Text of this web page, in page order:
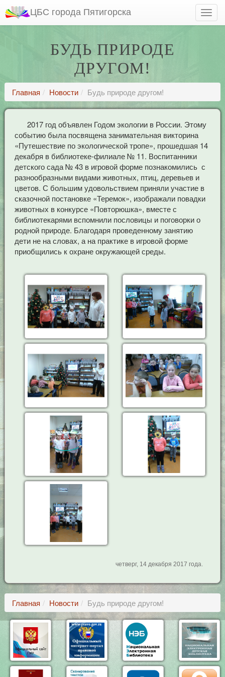
ЦБС города Пятигорска
БУДЬ ПРИРОДЕ
ДРУГОМ!
Главная Новости Будь природе другом!
2017 год объявлен Годом экологии в России. Этому
событию была посвящена занимательная викторина
«Путешествие по экологической тропе», прошедшая 14
декабря в библиотеке-филиале № 11. Воспитанники
детского сада № 43 в игровой форме познакомились с
разнообразными видами животных, птиц, деревьев и
цветов. С большим удовольствием приняли участие в
сказочной постановке «Теремок», изображали повадки
животных в конкурсе «Повторюшка», вместе с
библиотекарями вспомнили пословицы и поговорки о
родной природе. Благодаря проведенному занятию
дети не на словах, а на практике в игровой форме
приобщились к охране окружающей среды.
четверг, 14 декабря 2017 года.
Главная Новости Будь природе другом!